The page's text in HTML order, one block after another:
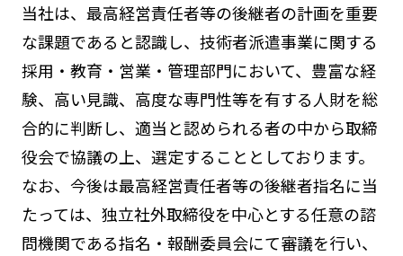
当社は、最高経営責任者等の後継者の計画を重要
な課題であると認識し、技術者派遣事業に関する
採用・教育・営業・管理部門において、豊富な経
験、高い見識、高度な専門性等を有する人財を総
合的に判断し、適当と認められる者の中から取締
役会で協議の上、選定することとしております。
なお、今後は最高経営責任者等の後継者指名に当
たっては、独立社外取締役を中心とする任意の諮
問機関である指名・報酬委員会にて審議を行い、